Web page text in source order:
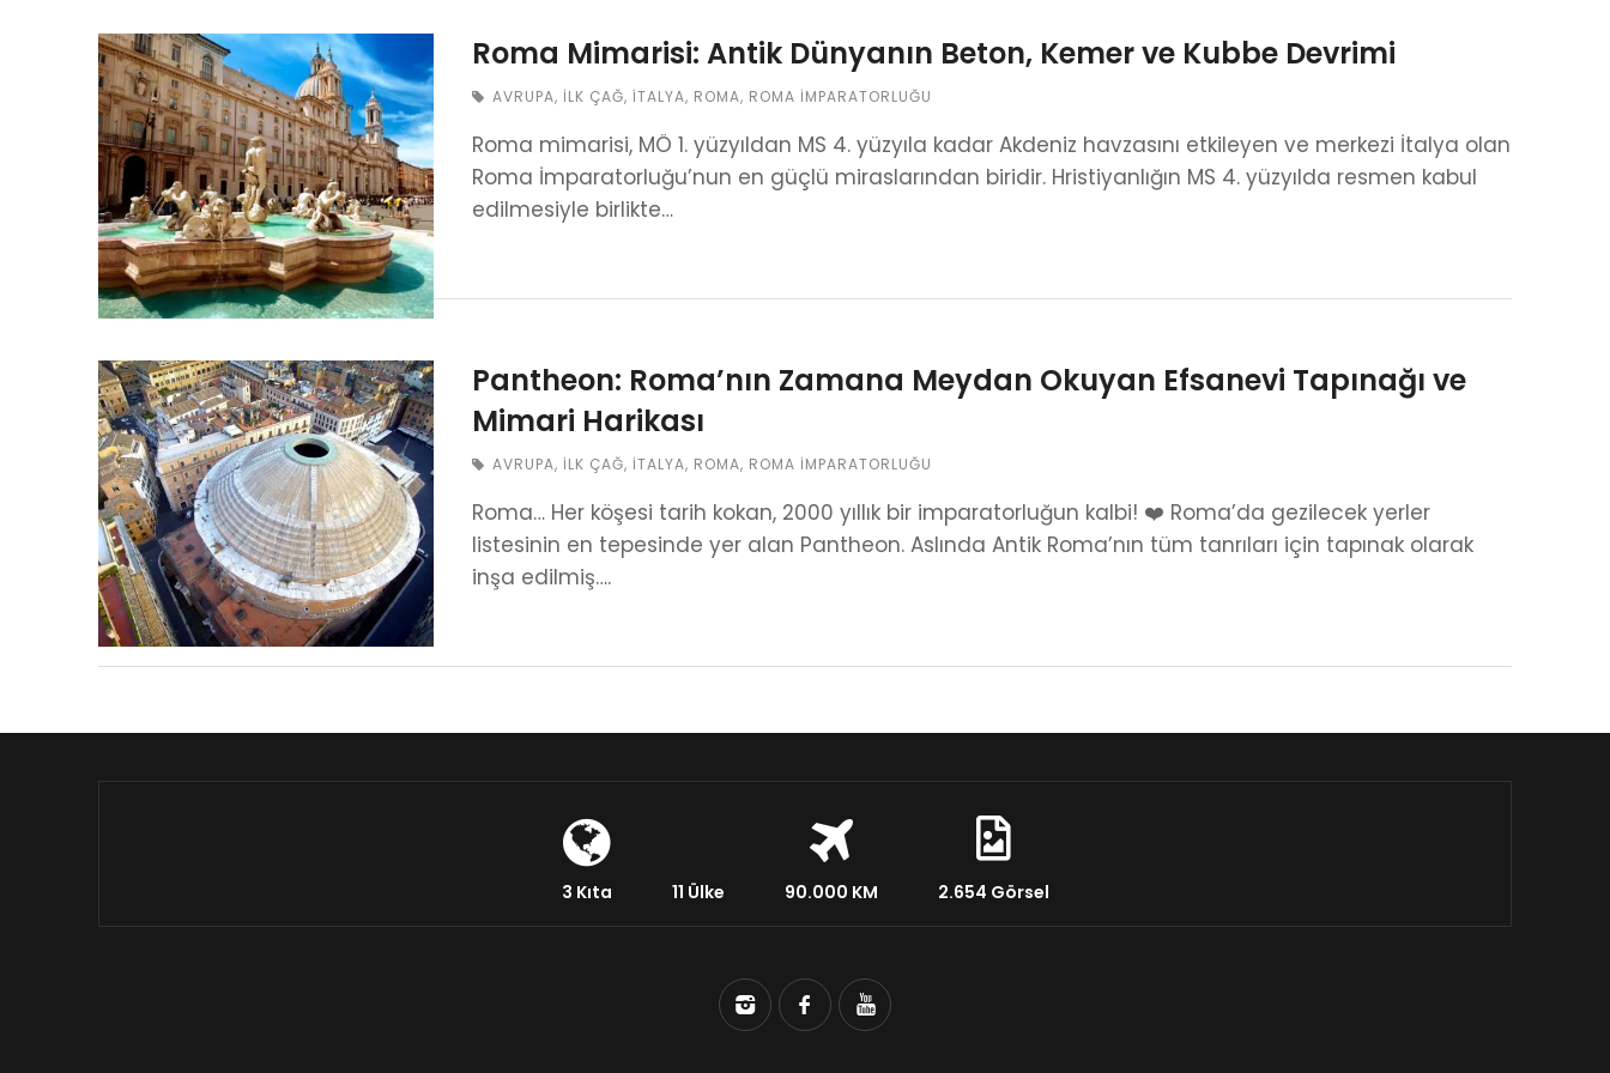
Roma Mimarisi: Antik Dünyanın Beton, Kemer ve Kubbe Devrimi
AVRUPA, İLK ÇAĞ, İTALYA, ROMA, ROMA İMPARATORLUĞU
Roma mimarisi, MÖ 1. yüzyıldan MS 4. yüzyıla kadar Akdeniz havzasını etkileyen ve merkezi İtalya olan
Roma İmparatorluğu’nun en güçlü miraslarından biridir. Hristiyanlığın MS 4. yüzyılda resmen kabul
edilmesiyle birlikte…
Pantheon: Roma’nın Zamana Meydan Okuyan Efsanevi Tapınağı ve
Mimari Harikası
AVRUPA, İLK ÇAĞ, İTALYA, ROMA, ROMA İMPARATORLUĞU
Roma… Her köşesi tarih kokan, 2000 yıllık bir imparatorluğun kalbi! ❤️ Roma’da gezilecek yerler
listesinin en tepesinde yer alan Pantheon. Aslında Antik Roma’nın tüm tanrıları için tapınak olarak
inşa edilmiş….
3 Kıta 11 Ülke 90.000 KM 2.654 Görsel